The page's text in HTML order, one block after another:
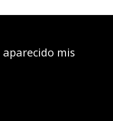
mis